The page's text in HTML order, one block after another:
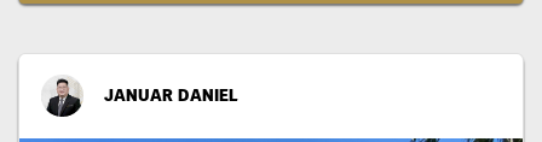
JANUAR DANIEL